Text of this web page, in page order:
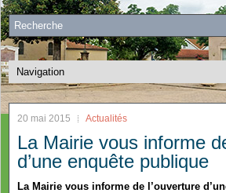
20 mai 2015 Actualités
La Mairie vous informe
d’une enquête publique
La Mairie vous informe de l’ouverture